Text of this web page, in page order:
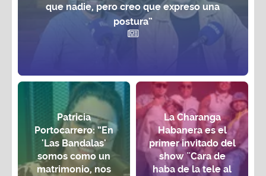
que nadie, pero creo que expreso una
postura”
Patricia
Portocarrero: “En
'Las Bandalas'
somos como un
matrimonio, nos
La Charanga
Habanera es el
primer invitado del
show ¨Cara de
haba de la tele al